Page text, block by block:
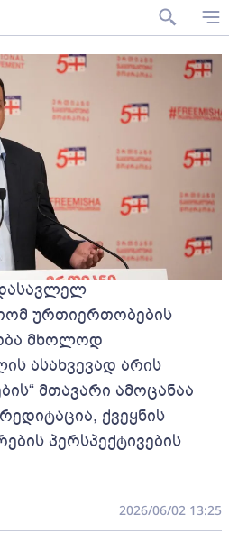
ურთიერთობების
მხოლოდ
ასახვევად არის
მთავარი ამოცანაა
ქვეყნის
პერსპექტივების
2026/06/02 13:25